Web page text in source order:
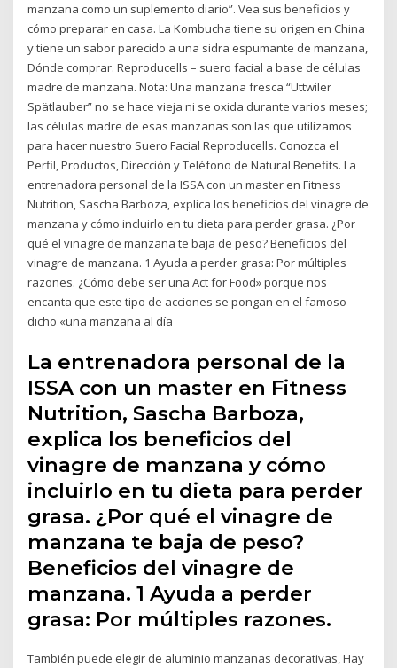
manzana como un suplemento diario”. Vea sus beneficios y
cómo preparar en casa. La Kombucha tiene su origen en China
y tiene un sabor parecido a una sidra espumante de manzana,
Dónde comprar. Reproducells – suero facial a base de células
madre de manzana. Nota: Una manzana fresca “Uttwiler
Spätlauber” no se hace vieja ni se oxida durante varios meses;
las células madre de esas manzanas son las que utilizamos
para hacer nuestro Suero Facial Reproducells. Conozca el
Perfil, Productos, Dirección y Teléfono de Natural Benefits. La
entrenadora personal de la ISSA con un master en Fitness
Nutrition, Sascha Barboza, explica los beneficios del vinagre de
manzana y cómo incluirlo en tu dieta para perder grasa. ¿Por
qué el vinagre de manzana te baja de peso? Beneficios del
vinagre de manzana. 1 Ayuda a perder grasa: Por múltiples
razones. ¿Cómo debe ser una Act for Food» porque nos
encanta que este tipo de acciones se pongan en el famoso
dicho «una manzana al día
La entrenadora personal de la
ISSA con un master en Fitness
Nutrition, Sascha Barboza,
explica los beneficios del
vinagre de manzana y cómo
incluirlo en tu dieta para perder
grasa. ¿Por qué el vinagre de
manzana te baja de peso?
Beneficios del vinagre de
manzana. 1 Ayuda a perder
grasa: Por múltiples razones.
También puede elegir de aluminio manzanas decorativas, Hay